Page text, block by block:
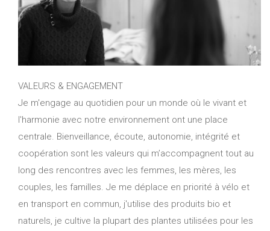
VALEURS & ENGAGEMENT
Je m'engage au quotidien pour un monde où le vivant et
l'harmonie avec notre environnement ont une place
centrale. Bienveillance, écoute, autonomie, intégrité et
coopération sont les valeurs qui m’accompagnent tout au
long des rencontres avec les femmes, les mères, les
couples, les familles. Je me déplace en priorité à vélo et
en transport en commun, j'utilise des produits bio et
naturels, je cultive la plupart des plantes utilisées pour les